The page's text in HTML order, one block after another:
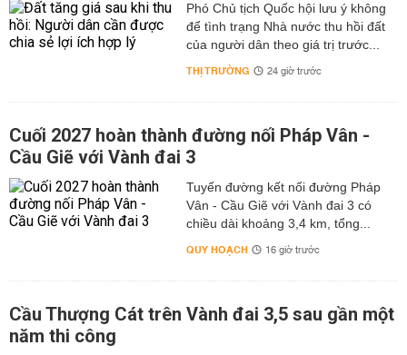
Phó Chủ tịch Quốc hội lưu ý không
để tình trạng Nhà nước thu hồi đất
của người dân theo giá trị trước...
THỊ TRƯỜNG 24 giờ trước
Cuối 2027 hoàn thành đường nối Pháp Vân -
Cầu Giẽ với Vành đai 3
Tuyến đường kết nối đường Pháp
Vân - Cầu Giẽ với Vành đai 3 có
chiều dài khoảng 3,4 km, tổng...
QUY HOẠCH 16 giờ trước
Cầu Thượng Cát trên Vành đai 3,5 sau gần một
năm thi công